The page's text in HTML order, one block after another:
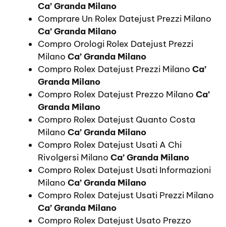
Ca’ Granda Milano
Comprare Un Rolex Datejust Prezzi Milano
Ca’ Granda Milano
Compro Orologi Rolex Datejust Prezzi
Milano Ca’ Granda Milano
Compro Rolex Datejust Prezzi Milano Ca’
Granda Milano
Compro Rolex Datejust Prezzo Milano Ca’
Granda Milano
Compro Rolex Datejust Quanto Costa
Milano Ca’ Granda Milano
Compro Rolex Datejust Usati A Chi
Rivolgersi Milano Ca’ Granda Milano
Compro Rolex Datejust Usati Informazioni
Milano Ca’ Granda Milano
Compro Rolex Datejust Usati Prezzi Milano
Ca’ Granda Milano
Compro Rolex Datejust Usato Prezzo